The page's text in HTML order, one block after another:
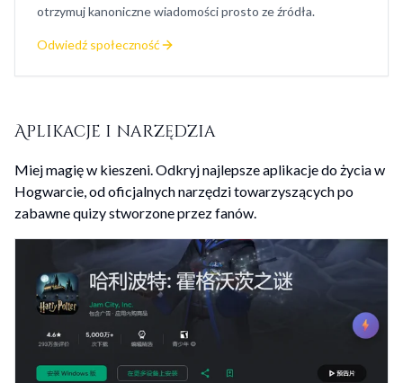
otrzymuj kanoniczne wiadomości prosto ze źródła.
Odwiedź społeczność
Aplikacje i narzędzia
Miej magię w kieszeni. Odkryj najlepsze aplikacje do życia w
Hogwarcie, od oficjalnych narzędzi towarzyszących po
zabawne quizy stworzone przez fanów.